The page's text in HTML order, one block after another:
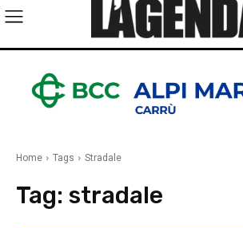
Home Tags Stradale
Tag: stradale